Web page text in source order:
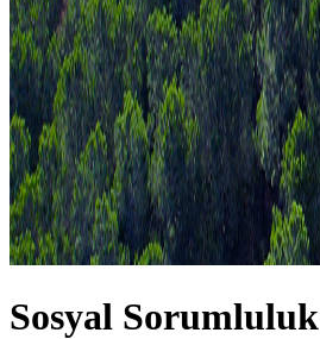
Sosyal Sorumluluk